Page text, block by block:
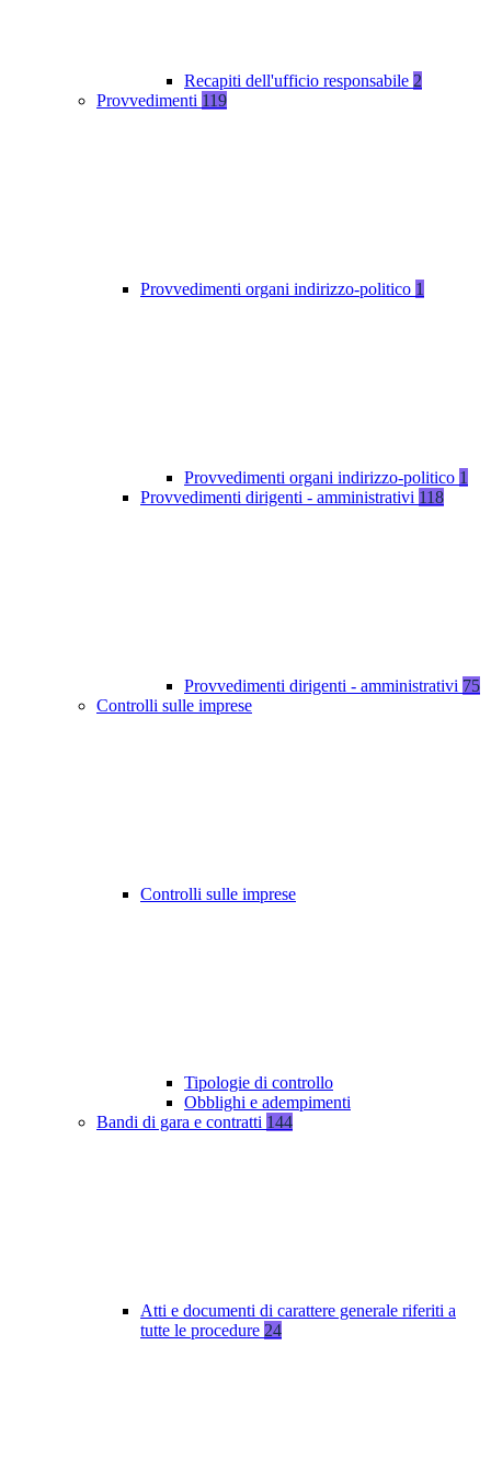
Recapiti dell'ufficio responsabile 2
Provvedimenti 119
Provvedimenti organi indirizzo-politico 1
Provvedimenti organi indirizzo-politico 1
Provvedimenti dirigenti - amministrativi 118
Provvedimenti dirigenti - amministrativi 75
Controlli sulle imprese
Controlli sulle imprese
Tipologie di controllo
Obblighi e adempimenti
Bandi di gara e contratti 144
Atti e documenti di carattere generale riferiti a
tutte le procedure 24